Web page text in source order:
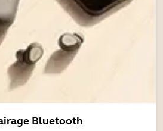
Bluetooth